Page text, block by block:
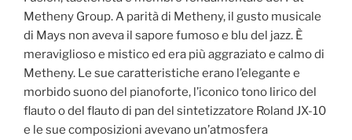
Metheny Group. A parità di Metheny, il gusto musicale
di Mays non aveva il sapore fumoso e blu del jazz. È
meraviglioso e mistico ed era più aggraziato e calmo di
Metheny. Le sue caratteristiche erano l’elegante e
morbido suono del pianoforte, l’iconico tono lirico del
flauto o del flauto di pan del sintetizzatore Roland JX-10
e le sue composizioni avevano un’atmosfera